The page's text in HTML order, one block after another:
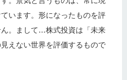
います。形になったものを評
。まして…株式投資は「未来
えない世界を評価するもので